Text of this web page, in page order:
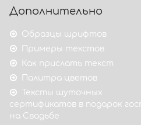
Дополнительно
Образцы шрифтов
Примеры текстов
Как прислать текст
Палитра цветов
Тексты шуточных
сертификатов в подарок
на Свадьбе